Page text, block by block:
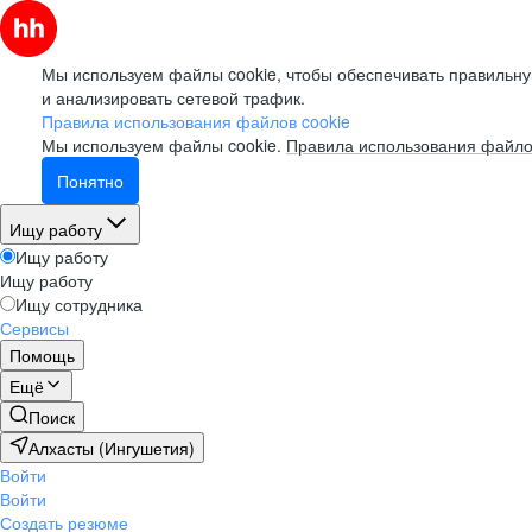
Мы используем файлы cookie, чтобы обеспечивать
и анализировать сетевой трафик.
Правила использования файлов cookie
Мы используем файлы cookie. Правила использования
Понятно
Ищу работу
Ищу работу
Ищу работу
Ищу сотрудника
Сервисы
Помощь
Ещё
Поиск
Алхасты (Ингушетия)
Войти
Войти
Создать резюме